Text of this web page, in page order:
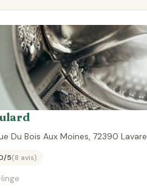
Du Bois Aux Moines, 72390 Lavare
5(8 avis)